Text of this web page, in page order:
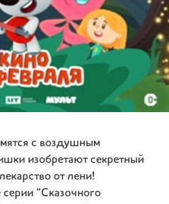
с воздушным
изобретают секретный
от лени!
“Сказочного